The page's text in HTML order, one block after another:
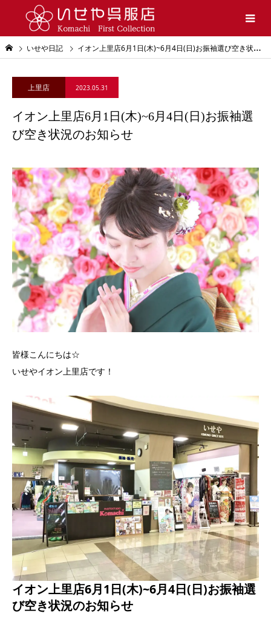
いせや日記 イオン上里店6月1日(木)~6月4日(日)お振袖選び空き状況のお知らせ
上里店 2023.05.31
イオン上里店6月1日(木)~6月4日(日)お振袖選
び空き状況のお知らせ
皆様こんにちは☆
いせやイオン上里店です！
イオン上里店6月1日(木)~6月4日(日)お振袖選
び空き状況のお知らせ